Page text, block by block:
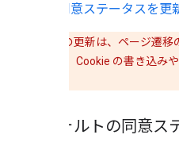
同意ステータスを更
: 同意の更新は、ページ遷
Google タグは、Cookie の書き込
デフォルトの同意